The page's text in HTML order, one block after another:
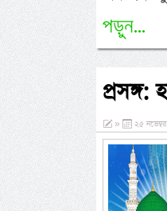
পড়ুন...
প্রসঙ্গ:
» ২৫